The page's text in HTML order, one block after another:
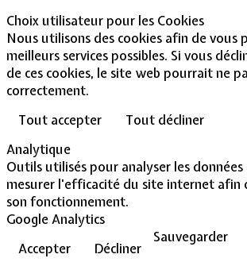
Choix utilisateur pour les Cookies
Nous utilisons des cookies afin de vous
meilleurs services possibles. Si vous
de ces cookies, le site web pourrait ne
correctement.
Tout accepter
Tout décliner
Analytique
Outils utilisés pour analyser les
mesurer l'efficacité du site internet afin
son fonctionnement.
Google Analytics
Accepter
Décliner
Sauvegarder